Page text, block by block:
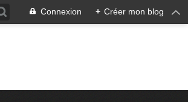
Connexion + Créer mon blog